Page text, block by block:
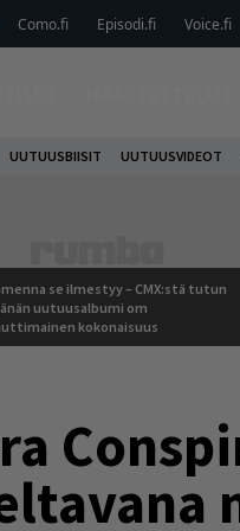
Como.fi Episodi.fi Voice.fi
UUTUUSBIISIT UUTUUSVIDEOT
se ilmestyy – CMX:stä tutun
uutuusalbumi om
kokonaisuus